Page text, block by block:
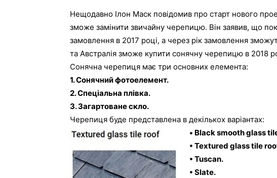
Нещодавно Ілон Маск повідомив про старт нового
зможе замінити звичайну черепицю. Він заявив, що
замовлення в 2017 році, а через рік замовлення
та Австралія зможе купити сонячну черепицю в 2018
Сонячна черепиця має три основних елемента:
1. Сонячний фотоелемент.
2. Спеціальна плівка.
3. Загартоване скло.
Черепиця буде представлена в декількох варіантах:
• Black smooth glass
• Textured glass tile
• Tuscan.
• Slate.